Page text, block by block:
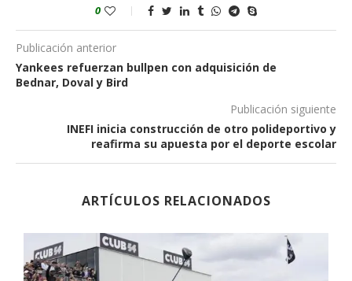
0
Publicación anterior
Yankees refuerzan bullpen con adquisición de
Bednar, Doval y Bird
Publicación siguiente
INEFI inicia construcción de otro polideportivo y
reafirma su apuesta por el deporte escolar
ARTÍCULOS RELACIONADOS